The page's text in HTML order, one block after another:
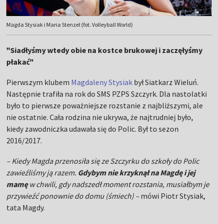
Magda Stysiak i Maria Stenzel (fot. Volleyball World)
"Siadłyśmy wtedy obie na kostce brukowej i zaczęłyśmy
płakać"
Pierwszym klubem Magdaleny Stysiak był Siatkarz Wieluń.
Następnie trafiła na rok do SMS PZPS Szczyrk. Dla nastolatki
było to pierwsze poważniejsze rozstanie z najbliższymi, ale
nie ostatnie. Cała rodzina nie ukrywa, że najtrudniej było,
kiedy zawodniczka udawała się do Polic. Był to sezon
2016/2017.
– Kiedy Magda przenosiła się ze Szczyrku do szkoły do Polic
zawieźliśmy ją razem. Gdybym nie krzyknął na Magdę i jej
mamę w chwili, gdy nadszedł moment rozstania, musiałbym je
przywieźć ponownie do domu (śmiech) – mówi Piotr Stysiak,
tata Magdy.